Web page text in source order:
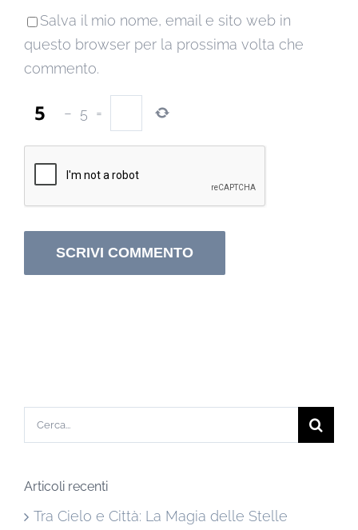
Salva il mio nome, email e sito web in
questo browser per la prossima volta che
commento.
− 5 =
Cerca
per:
Articoli recenti
Tra Cielo e Città: La Magia delle Stelle